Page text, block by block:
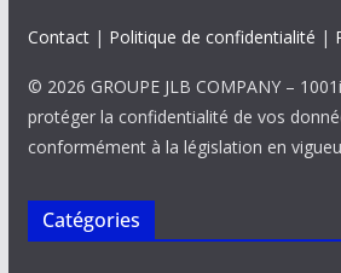
Contact| Politique de confidentialité |
© 2026 GROUPE JLB COMPANY –
protéger la confidentialité de vos
conformément à la législation en
Catégories